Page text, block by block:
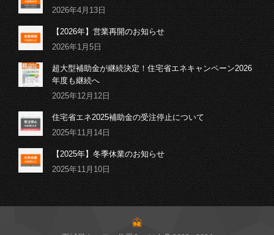
2026年4月13日
【2026年】営業再開のお知らせ
2026年1月5日
超大型補助金が継続決定！住宅省エネキャンペーン2026
年度も継続へ
2025年12月12日
住宅省エネ2025補助金の受注停止について
2025年11月14日
【2025年】冬季休業のお知らせ
2025年11月10日